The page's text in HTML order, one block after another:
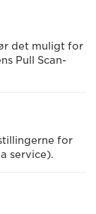
det muligt for
Pull Scan-
for
service).